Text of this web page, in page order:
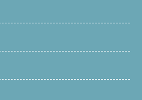
がする。それ、Panasonic NA-
合があるサインかもしれません。
やダクト詰まりが乾燥力を大き
ル・LINEからお気軽にどう
みをする ▶︎
公式LINEで相